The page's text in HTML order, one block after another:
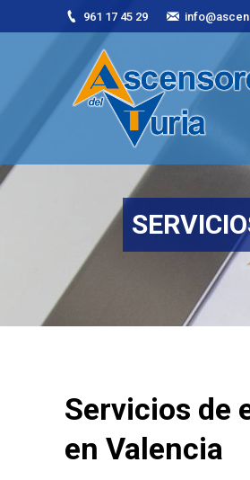
961 17 45 29
Servicios de
en Valencia